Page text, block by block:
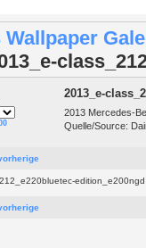
Wallpaper
2013_e-
2013 Mercedes-
Quelle/Source: